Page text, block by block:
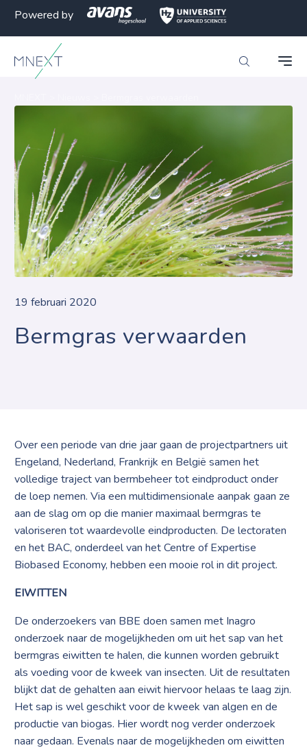
Powered by
19 februari 2020
Bermgras verwaarden
Over een periode van drie jaar gaan de projectpartners uit
Engeland, Nederland, Frankrijk en België samen het
volledige traject van bermbeheer tot eindproduct onder
de loep nemen. Via een multidimensionale aanpak gaan ze
aan de slag om op die manier maximaal bermgras te
valoriseren tot waardevolle eindproducten. De lectoraten
en het BAC, onderdeel van het Centre of Expertise
Biobased Economy, hebben een mooie rol in dit project.
EIWITTEN
De onderzoekers van BBE doen samen met Inagro
onderzoek naar de mogelijkheden om uit het sap van het
bermgras eiwitten te halen, die kunnen worden gebruikt
als voeding voor de kweek van insecten. Uit de resultaten
blijkt dat de gehalten aan eiwit hiervoor helaas te laag zijn.
Het sap is wel geschikt voor de kweek van algen en de
productie van biogas. Hier wordt nog verder onderzoek
naar gedaan. Evenals naar de mogelijkheden om eiwitten